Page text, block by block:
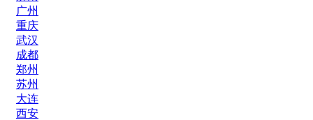
广州
重庆
武汉
成都
郑州
苏州
大连
西安